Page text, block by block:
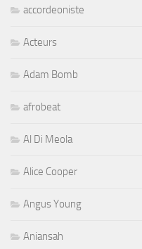
accordeoniste
Acteurs
Adam Bomb
afrobeat
Al Di Meola
Alice Cooper
Angus Young
Aniansah